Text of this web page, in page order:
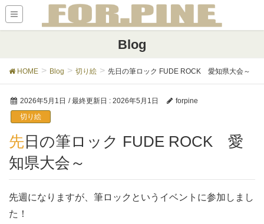
Blog
HOME Blog 切り絵 先日の筆ロック FUDE ROCK 愛知県大会～
2026年5月1日 / 最終更新日 : 2026年5月1日
forpine
切り絵
先日の筆ロック FUDE ROCK 愛
知県大会～
先週になりますが、筆ロックというイベントに参加しまし
た！